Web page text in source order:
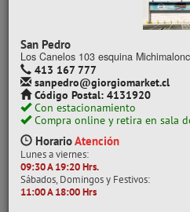
San Pedro
Los Canelos 103 esquina
413 167 777
sanpedro@giorgiomarket.cl
Código Postal: 4131920
Con estacionamiento
Compra online y retira en sala
HorarioAtención
Lunes a viernes:
09:30 A 19:20 Hrs.
Sábados, Domingos y Festivos:
11:00 A 18:00 Hrs
SET BILLETES/MONEDAS
CÓDIGO: 05030128
Retiro en tienda (Stock: 87)
$1.150